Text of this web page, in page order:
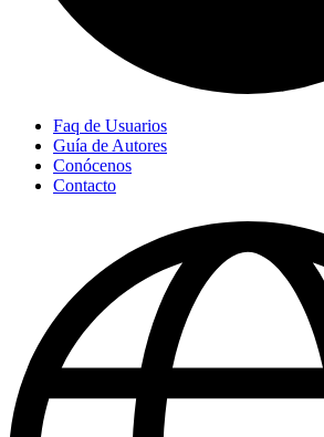
Faq de Usuarios
Guía de Autores
Conócenos
Contacto